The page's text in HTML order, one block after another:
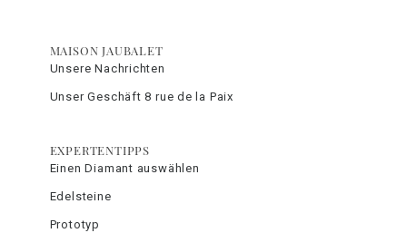
MAISON JAUBALET
Unsere Nachrichten
Unser Geschäft 8 rue de la Paix
EXPERTENTIPPS
Einen Diamant auswählen
Edelsteine
Prototyp